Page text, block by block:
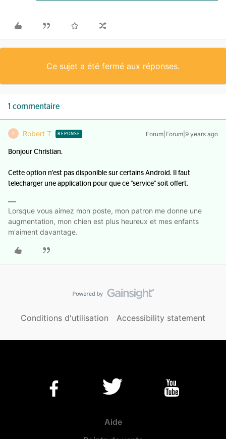
Ce sujet a été fermé aux réponses.
1 commentaire
R Robert T RÉPONSE Forum|Forum|9 years ago
Bonjour Christian.
Cette option n'est pas disponible sur certains Android. Il faut
telecharger une application pour que ce "service" soit offert.
Lorsque vous aimez mon poste, mon patron me donne une
augmentation, mon chien est plus heureux et mes enfants
m'aiment davantage.
Conditions d'utilisation Accessibility statement
Aide